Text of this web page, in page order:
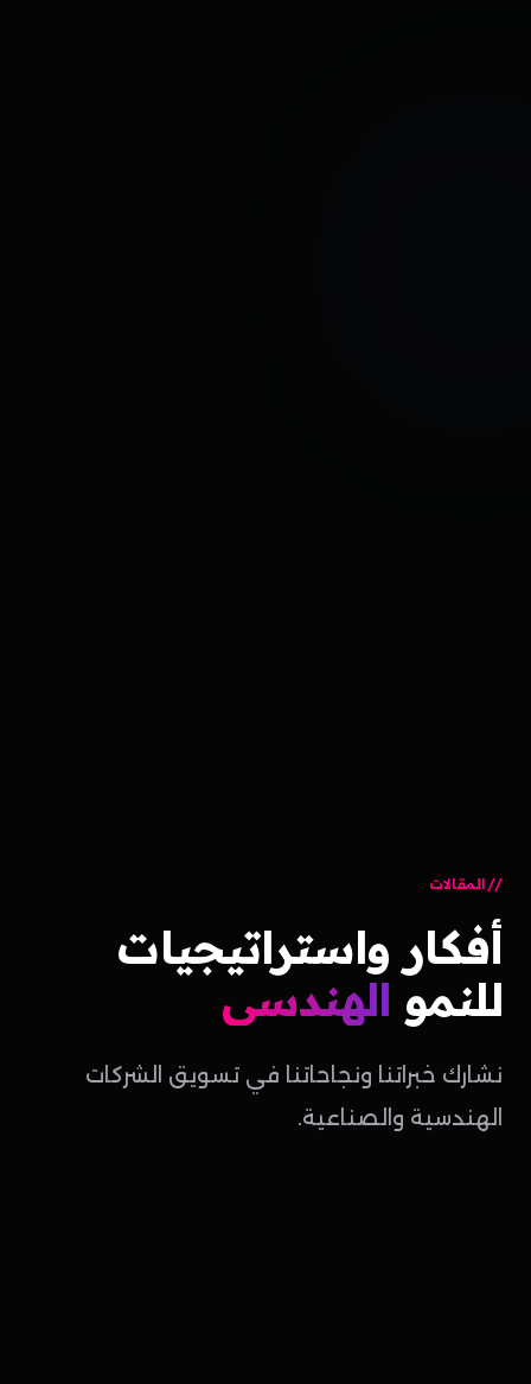
المقالات
أفكار واستراتيجيات
للنمو الهندسي
نشارك خبراتنا ونجاحاتنا في تسويق الشركات
الهندسية والصناعية.